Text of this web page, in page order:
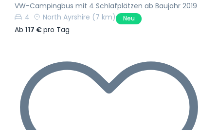
VW-Campingbus mit 4 Schlafplätzen ab Baujahr 2019
4
North Ayrshire (7 km) Neu
Ab 117 €pro Tag